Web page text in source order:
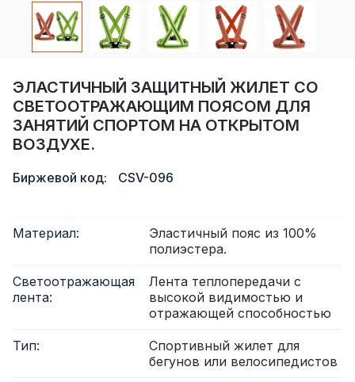
Видео
ЭЛАСТИЧНЫЙ ЗАЩИТНЫЙ ЖИЛЕТ СО
СВЕТООТРАЖАЮЩИМ ПОЯСОМ ДЛЯ
ЗАНЯТИЙ СПОРТОМ НА ОТКРЫТОМ
ВОЗДУХЕ.
Биржевой код: CSV-096
Материал:
Эластичный пояс из 100%
полиэстера.
Светоотражающая
лента:
Лента теплопередачи с
высокой видимостью и
отражающей способностью
Тип:
Спортивный жилет для
бегунов или велосипедистов